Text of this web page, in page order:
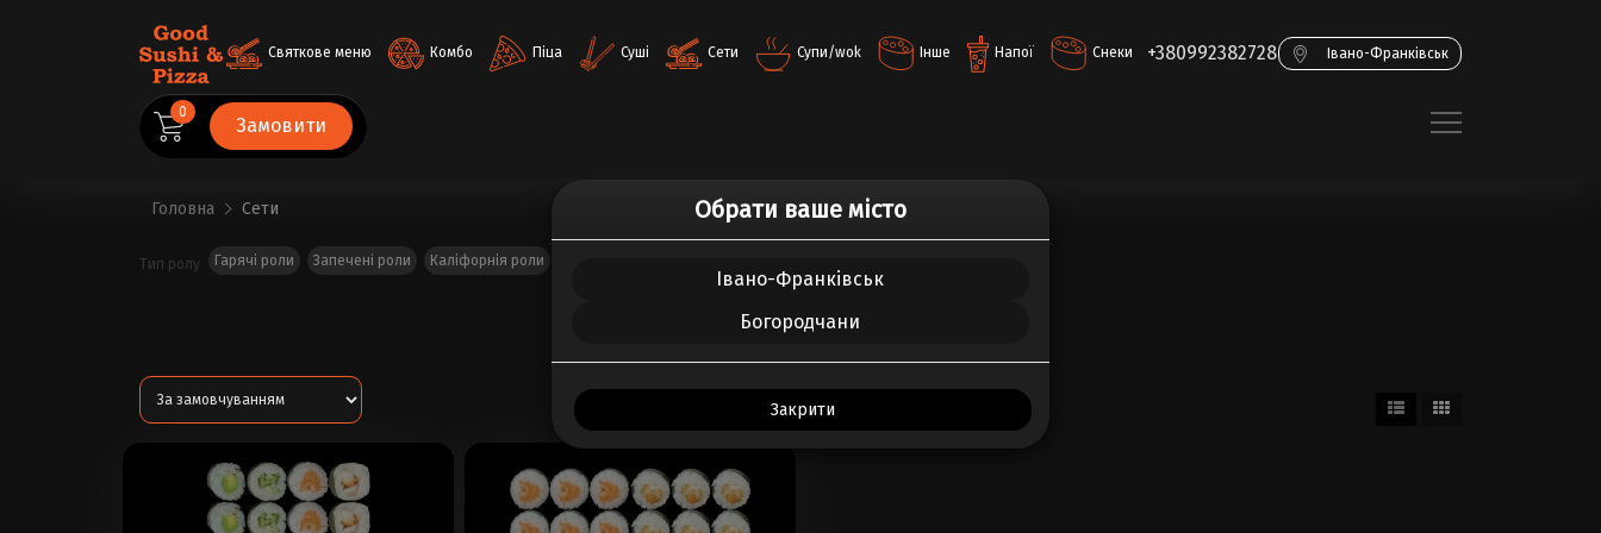
Святкове меню Комбо Піца Суші Сети Супи/wok Інше Напої Снеки +380992382728 Івано-Франківськ
0
Замовити
Обрати ваше місто
Івано-Франківськ
Богородчани
Закрити
Головна Сети
Тип ролу Гарячі роли Запечені роли Каліфорнія роли
Сети